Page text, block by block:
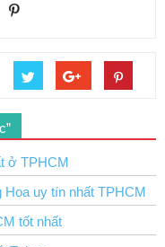
ở TPHCM
Hoa uy tín nhất TPHCM
tốt nhất